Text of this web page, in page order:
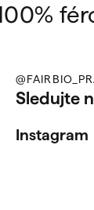
férová
Sledujte
Instagram